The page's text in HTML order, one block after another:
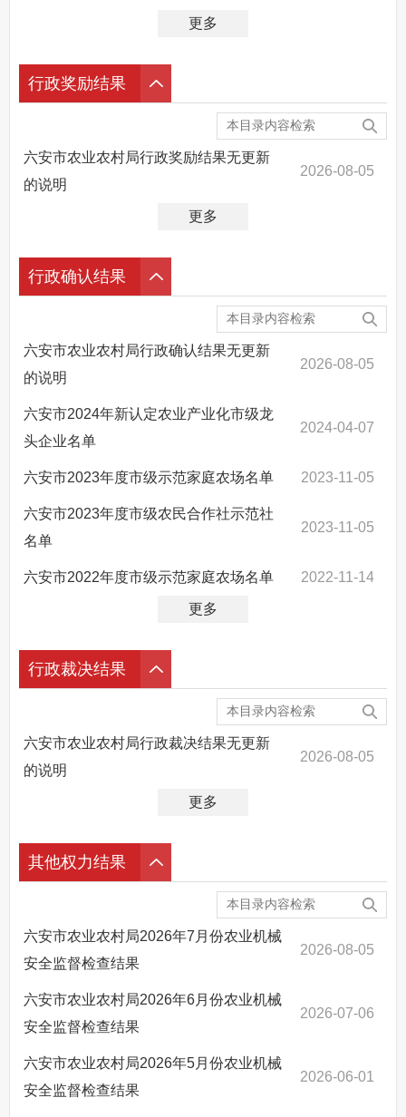
更多
行政奖励结果
六安市农业农村局行政奖励结果无更新
的说明
2026-08-05
更多
行政确认结果
六安市农业农村局行政确认结果无更新
的说明
2026-08-05
六安市2024年新认定农业产业化市级龙
头企业名单
2024-04-07
六安市2023年度市级示范家庭农场名单 2023-11-05
六安市2023年度市级农民合作社示范社
名单
2023-11-05
六安市2022年度市级示范家庭农场名单 2022-11-14
更多
行政裁决结果
六安市农业农村局行政裁决结果无更新
的说明
2026-08-05
更多
其他权力结果
六安市农业农村局2026年7月份农业机械
安全监督检查结果
2026-08-05
六安市农业农村局2026年6月份农业机械
安全监督检查结果
2026-07-06
六安市农业农村局2026年5月份农业机械
安全监督检查结果
2026-06-01